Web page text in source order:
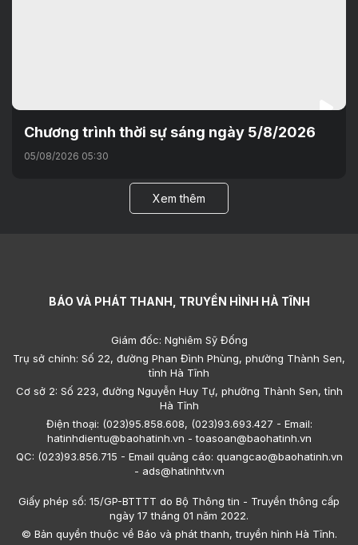
Chương trình thời sự sáng ngày 5/8/2026
05/08/2026 05:30
Xem thêm
BÁO VÀ PHÁT THANH, TRUYỀN HÌNH HÀ TĨNH
Giám đốc: Nghiêm Sỹ Đống
Trụ sở chính: Số 22, đường Phan Đình Phùng, phường Thành Sen,
tỉnh Hà Tĩnh
Cơ sở 2: Số 223, đường Nguyễn Huy Tự, phường Thành Sen, tỉnh
Hà Tĩnh
Điện thoại: (023)95.858.608, (023)93.693.427 - Email:
hatinhdientu@baohatinh.vn - toasoan@baohatinh.vn
QC: (023)93.856.715 - Email quảng cáo: quangcao@baohatinh.vn
- ads@hatinhtv.vn
Giấy phép số: 15/GP-BTTTT do Bộ Thông tin - Truyền thông cấp
ngày 17 tháng 01 năm 2022.
© Bản quyền thuộc về Báo và phát thanh, truyền hình Hà Tĩnh.